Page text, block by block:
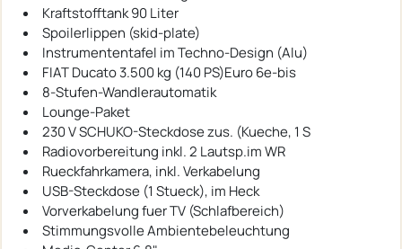
Kraftstofftank 90 Liter
Spoilerlippen (skid-plate)
Instrumententafel im Techno-Design (Alu)
FIAT Ducato 3.500 kg (140 PS)Euro 6e-bis
8-Stufen-Wandlerautomatik
Lounge-Paket
230 V SCHUKO-Steckdose zus. (Kueche, 1 S
Radiovorbereitung inkl. 2 Lautsp.im WR
Rueckfahrkamera, inkl. Verkabelung
USB-Steckdose (1 Stueck), im Heck
Vorverkabelung fuer TV (Schlafbereich)
Stimmungsvolle Ambientebeleuchtung